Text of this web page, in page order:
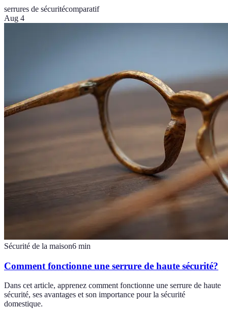
serrures de sécuritécomparatif
Aug 4
Sécurité de la maison6 min
Comment fonctionne une serrure de haute sécurité?
Dans cet article, apprenez comment fonctionne une serrure de haute
sécurité, ses avantages et son importance pour la sécurité
domestique.